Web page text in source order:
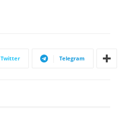
Twitter Telegram